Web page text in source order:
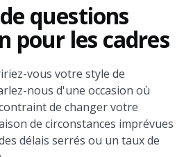
questions
pour les cadres
vous votre style de
nous d'une occasion où
de changer votre
de circonstances imprévues
délais serrés ou un taux de